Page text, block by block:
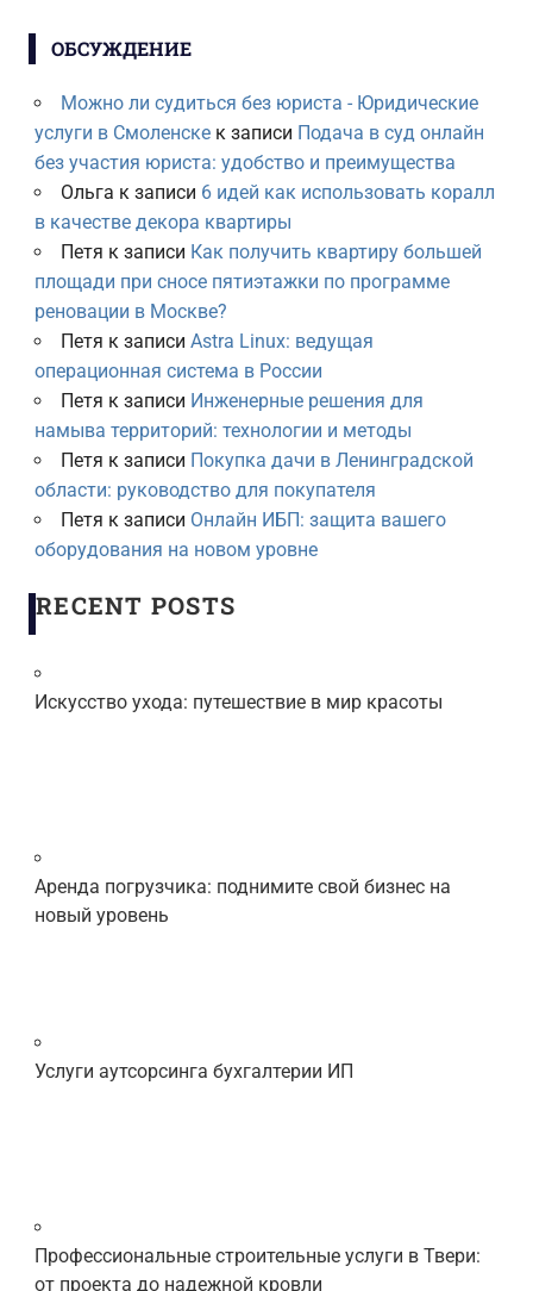
ОБСУЖДЕНИЕ
Можно ли судиться без юриста - Юридические
услуги в Смоленскек записи Подача в суд онлайн
без участия юриста: удобство и преимущества
Ольга к записи 6 идей как использовать коралл
в качестве декора квартиры
Петя к записи Как получить квартиру большей
площади при сносе пятиэтажки по программе
реновации в Москве?
Петя к записи Astra Linux: ведущая
операционная система в России
Петя к записи Инженерные решения для
намыва территорий: технологии и методы
Петя к записи Покупка дачи в Ленинградской
области: руководство для покупателя
Петя к записи Онлайн ИБП: защита вашего
оборудования на новом уровне
RECENT POSTS
Искусство ухода: путешествие в мир красоты
Аренда погрузчика: поднимите свой бизнес на
новый уровень
Услуги аутсорсинга бухгалтерии ИП
Профессиональные строительные услуги в Твери:
от проекта до надежной кровли